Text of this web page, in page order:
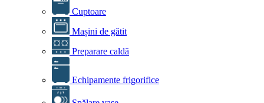
Cuptoare
Mașini de gătit
Preparare caldă
Echipamente frigorifice